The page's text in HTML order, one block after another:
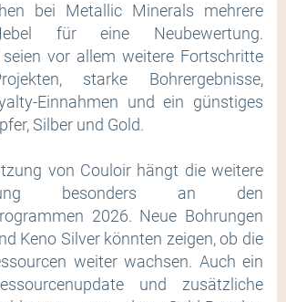
bei Metallic Minerals mehrere
für eine Neubewertung.
seien vor allem weitere Fortschritte
starke Bohrergebnisse,
Einnahmen und ein günstiges
Silber und Gold.
von Couloir hängt die weitere
besonders an den
2026. Neue Bohrungen
Keno Silver könnten zeigen, ob die
weiter wachsen. Auch ein
und zusätzliche